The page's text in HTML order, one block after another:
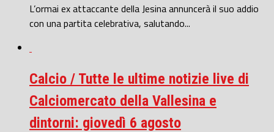
L’ormai ex attaccante della Jesina annuncerà il suo addio
con una partita celebrativa, salutando...
Calcio / Tutte le ultime notizie live di
Calciomercato della Vallesina e
dintorni: giovedì 6 agosto